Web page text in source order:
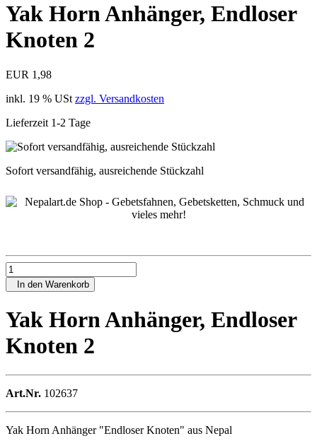
Yak Horn Anhänger, Endloser
Knoten 2
EUR 1,98
inkl. 19 % USt zzgl. Versandkosten
Lieferzeit 1-2 Tage
Sofort versandfähig, ausreichende Stückzahl
In den Warenkorb
Yak Horn Anhänger, Endloser
Knoten 2
Art.Nr. 102637
Yak Horn Anhänger "Endloser Knoten" aus Nepal